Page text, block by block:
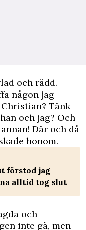
och rädd.
någon jag
Tänk
och jag? Och
Där och då
honom.
förstod jag
alltid tog slut
och
inte gå, men